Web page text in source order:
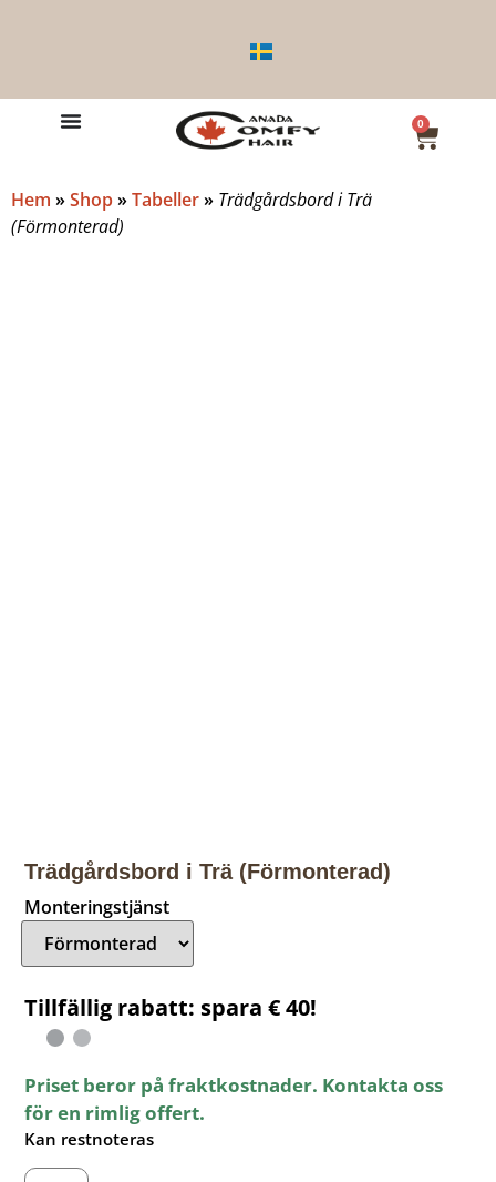
0
Hem »Shop»Tabeller» Trädgårdsbord i Trä
(Förmonterad)
Trädgårdsbord i Trä (Förmonterad)
Monteringstjänst
Tillfällig rabatt: spara € 40!
Priset beror på fraktkostnader. Kontakta oss
för en rimlig offert.
Kan restnoteras